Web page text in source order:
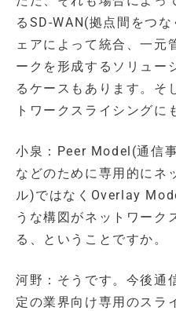
るSD-WAN(拠点間をつ
ェアによって統合、一元
ークを形成するソリュー
るケースもあります。そ
トワークスライシングに
小泉：Peer Model(通信
などのために専用的にネ
ル)ではなくOverlay
うな構図がネットワーク
る、ということですか。
河野：そうです。今後通
定の業界向け専用のスラ